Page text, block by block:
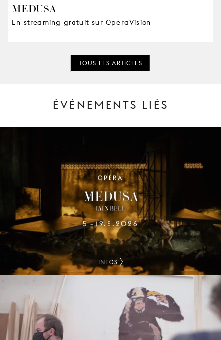
MEDUSA
En streaming gratuit sur OperaVision
TOUS LES ARTICLES
ÉVÉNEMENTS LIÉS
OPÉRA
MEDUSA
IAIN BELL
5–19.5.2026
INFOS